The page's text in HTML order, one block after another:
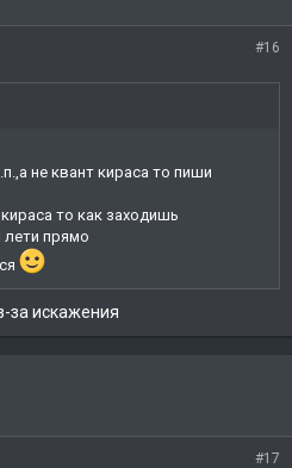
#16
не квант кираса то пиши
то как заходишь
лети прямо
за искажения
#17